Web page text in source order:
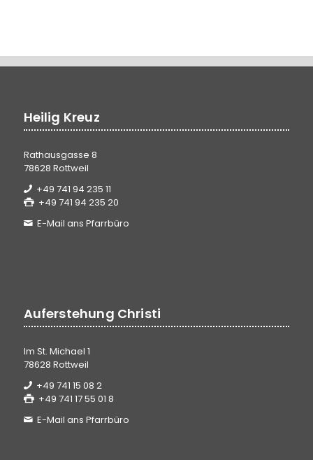
Heilig Kreuz
Rathausgasse 8
78628 Rottweil
+49 741 94 235 11
+49 741 94 235 20
E-Mail ans Pfarrbüro
Auferstehung Christi
Im St. Michael 1
78628 Rottweil
+49 741 15 08 2
+49 741 17 55 01 8
E-Mail ans Pfarrbüro